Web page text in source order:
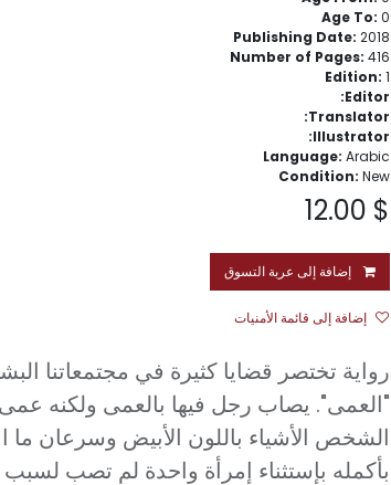
Age To: 0
Publishing Date: 2018
Number of Pages: 416
Edition: 1
Editor:
Translator:
Illustrator:
Language: Arabic
Condition: New
$
12.00
إضافة إلى عربة التسوق
إضافة إلى قائمة الأمنيات
رواية تختصر قضايا كثيرة في مجتمعاتنا
"العمى". يصاب رجل فيها بالعمى ولكنه
الشخص الأشياء باللون الأبيض وسرعان ما
بأكمله بإستثناء إمرأة واحدة لم تصب